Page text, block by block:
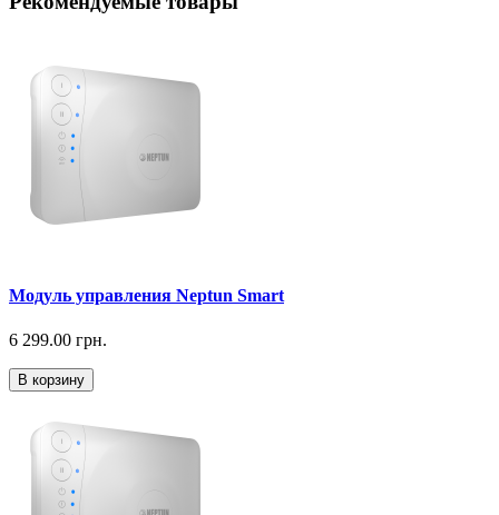
Модуль управления Neptun Smart
6 299.00 грн.
В корзину